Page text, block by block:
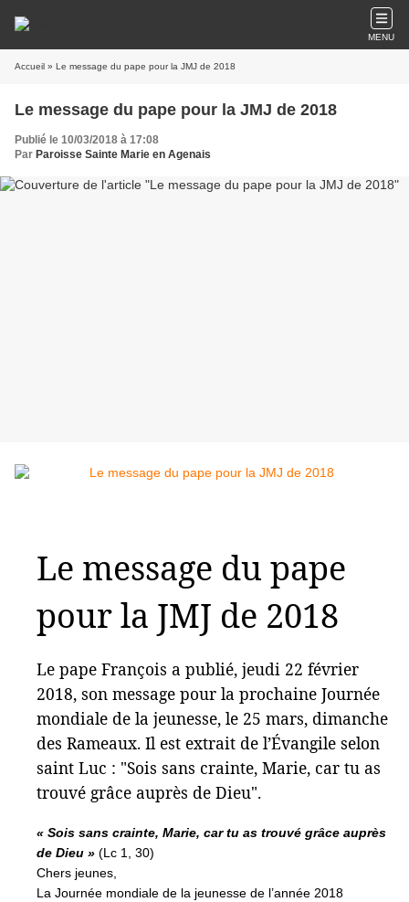
MENU
Accueil » Le message du pape pour la JMJ de 2018
Le message du pape pour la JMJ de 2018
Publié le 10/03/2018 à 17:08
Par Paroisse Sainte Marie en Agenais
Le message du pape
pour la JMJ de 2018
Le pape François a publié, jeudi 22 février
2018, son message pour la prochaine Journée
mondiale de la jeunesse, le 25 mars, dimanche
des Rameaux. Il est extrait de l’Évangile selon
saint Luc : "Sois sans crainte, Marie, car tu as
trouvé grâce auprès de Dieu".
« Sois sans crainte, Marie, car tu as trouvé grâce auprès
de Dieu »(Lc 1, 30)
Chers jeunes,
La Journée mondiale de la jeunesse de l’année 2018